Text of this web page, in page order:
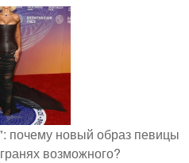
почему новый образ певицы
возможного?